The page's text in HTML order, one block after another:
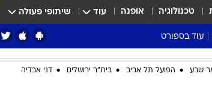
טכנולוגיה אופנה עוד שיתופי פעולה
עוד בספורט
מונדיאל 2026
NBA
שבע הפועל תל אביב בית"ר ירושלים דני אבדיה